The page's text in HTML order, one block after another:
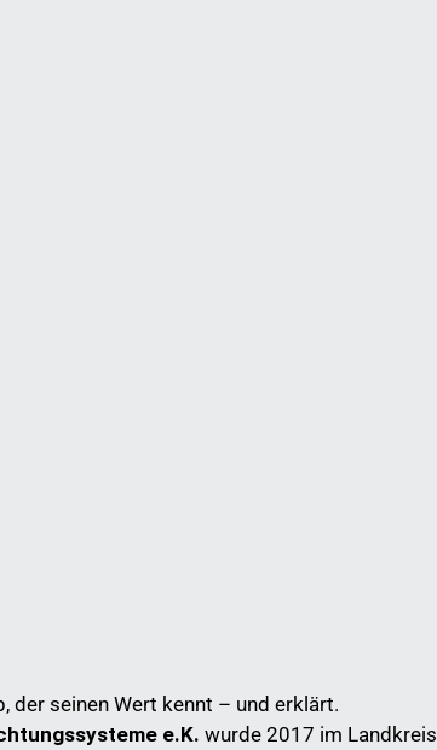
der seinen Wert kennt – und erklärt.
e.K. wurde 2017 im Landkreis